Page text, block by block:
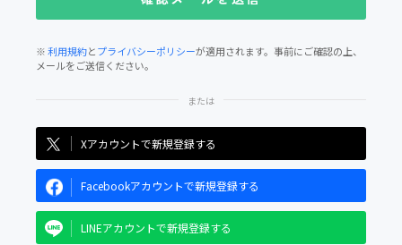
※利用規約とプライバシーポリシーが適用されます。事前にご確認の上、
メールをご送信ください。
Xアカウントで新規登録する
Facebookアカウントで新規登録する
LINEアカウントで新規登録する